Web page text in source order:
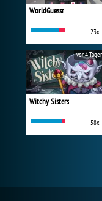
WorldGuessr
23x
Witchy Sisters
58x
vor 4